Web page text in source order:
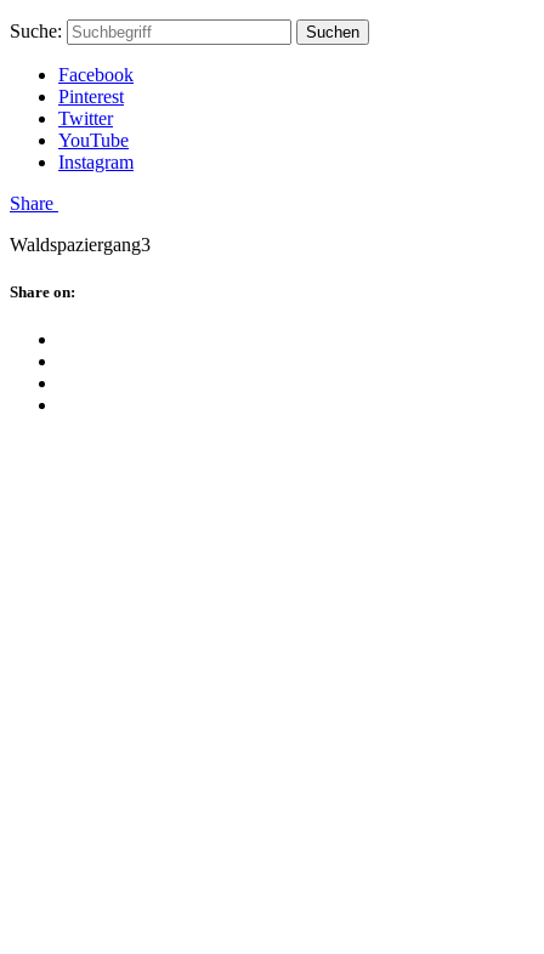
Skip
content
Hauptstadtmutti
Schließen
Search
Schließen
Suche: Suchen
Facebook
Pinterest
Twitter
YouTube
Instagram
Menü
Share
Waldspaziergang3
Schließen
Share on: